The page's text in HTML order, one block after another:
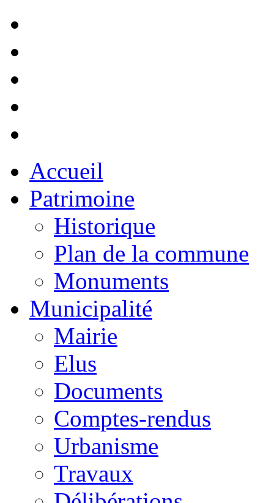
Accueil
Patrimoine
Historique
Plan de la commune
Monuments
Municipalité
Mairie
Elus
Documents
Comptes-rendus
Urbanisme
Travaux